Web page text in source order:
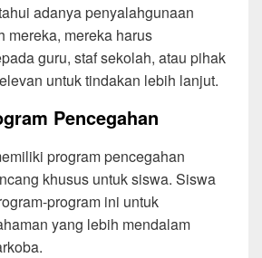
adanya penyalahgunaan
mereka, mereka harus
guru, staf sekolah, atau pihak
untuk tindakan lebih lanjut.
Pencegahan
program pencegahan
khusus untuk siswa. Siswa
program ini untuk
yang lebih mendalam